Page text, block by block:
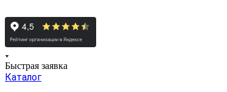
Быстрая заявка
Каталог